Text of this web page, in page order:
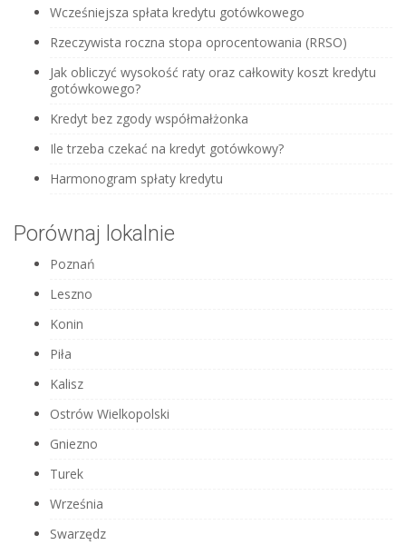
Wcześniejsza spłata kredytu gotówkowego
Rzeczywista roczna stopa oprocentowania (RRSO)
Jak obliczyć wysokość raty oraz całkowity koszt kredytu
gotówkowego?
Kredyt bez zgody współmałżonka
Ile trzeba czekać na kredyt gotówkowy?
Harmonogram spłaty kredytu
Porównaj lokalnie
Poznań
Leszno
Konin
Piła
Kalisz
Ostrów Wielkopolski
Gniezno
Turek
Września
Swarzędz